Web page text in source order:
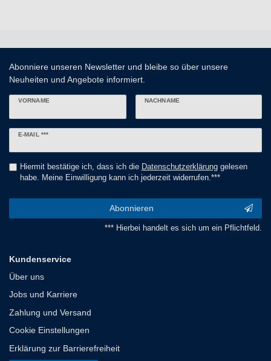
Abonniere unseren Newsletter und bleibe so über unsere
Neuheiten und Angebote informiert.
VORNAME NACHNAME
E-MAIL ***
Newsletter
Hiermit bestätige ich, dass ich die Daten­schutz­erklärunggelesen
habe. Meine Einwilligung kann ich jederzeit widerrufen.***
Abonnieren
*** Hierbei handelt es sich um ein Pflichtfeld.
Kundenservice
Über uns
Jobs und Karriere
Zahlung und Versand
Cookie Einstellungen
Erklärung zur Barrierefreiheit